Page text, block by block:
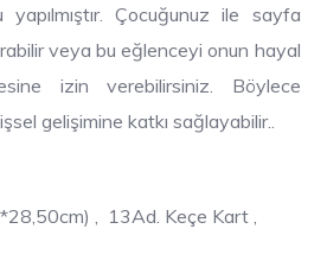
Çocuğunuz ile sayfa
veya bu eğlenceyi onun hayal
izin verebilirsiniz. Böylece
gelişimine katkı sağlayabilir..
, 13Ad. Keçe Kart ,